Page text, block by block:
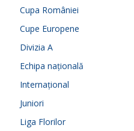
Cupa României
Cupe Europene
Divizia A
Echipa națională
Internațional
Juniori
Liga Florilor